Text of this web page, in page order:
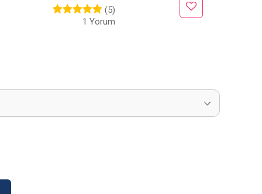
(5)
1 Yorum